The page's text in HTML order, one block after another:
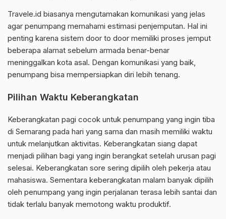
Travele.id biasanya mengutamakan komunikasi yang jelas
agar penumpang memahami estimasi penjemputan. Hal ini
penting karena sistem door to door memiliki proses jemput
beberapa alamat sebelum armada benar-benar
meninggalkan kota asal. Dengan komunikasi yang baik,
penumpang bisa mempersiapkan diri lebih tenang.
Pilihan Waktu Keberangkatan
Keberangkatan pagi cocok untuk penumpang yang ingin tiba
di Semarang pada hari yang sama dan masih memiliki waktu
untuk melanjutkan aktivitas. Keberangkatan siang dapat
menjadi pilihan bagi yang ingin berangkat setelah urusan pagi
selesai. Keberangkatan sore sering dipilih oleh pekerja atau
mahasiswa. Sementara keberangkatan malam banyak dipilih
oleh penumpang yang ingin perjalanan terasa lebih santai dan
tidak terlalu banyak memotong waktu produktif.